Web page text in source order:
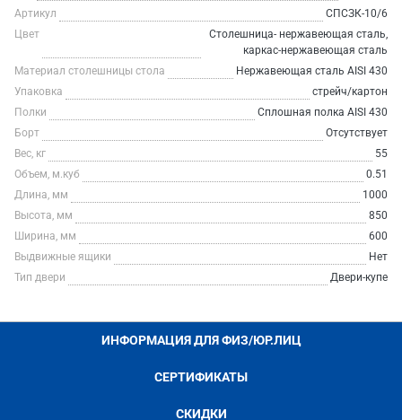
Артикул
СПСЗК-10/6
Цвет
Столешница- нержавеющая сталь,
каркас-нержавеющая сталь
Материал столешницы стола
Нержавеющая сталь AISI 430
Упаковка
стрейч/картон
Полки
Сплошная полка AISI 430
Борт
Отсутствует
Вес, кг
55
Объем, м.куб
0.51
Длина, мм
1000
Высота, мм
850
Ширина, мм
600
Выдвижные ящики
Нет
Тип двери
Двери-купе
ИНФОРМАЦИЯ ДЛЯ ФИЗ/ЮР.ЛИЦ
СЕРТИФИКАТЫ
СКИДКИ